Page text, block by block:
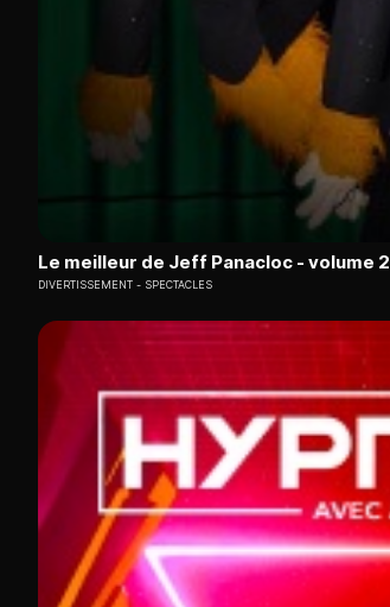
Le meilleur de Jeff Panacloc - volume 2
DIVERTISSEMENT SPECTACLES